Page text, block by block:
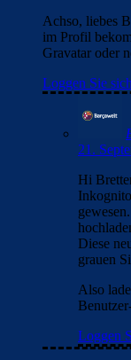
Achso, liebes
im Profil
Gravatar oder
Loggen Sie
21.
Hi
Diese
grauen
Also
Loggen